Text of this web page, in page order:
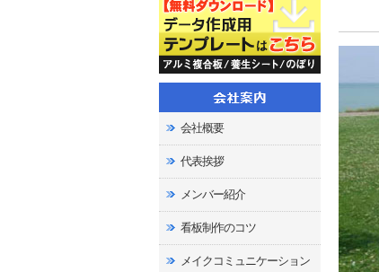
会社概要
代表挨拶
メンバー紹介
看板制作のコツ
メイクコミュニケーション